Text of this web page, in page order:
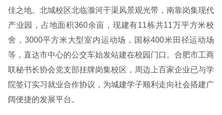
佳之地。北城校区北临滁河干渠风景观光带，南靠岗集现代
产业园，占地面积360余亩，现建有11栋共11万平方米校
舍，3000平方米大型室内运动场，国标400米田径运动场
等，直达市中心的公交车始发站建在校园门口。合肥市工商
联秘书长协会党支部挂牌岗集校区，周边上百家企业已与学
院签订实习就业合作协议，为城建学子顺利走向社会搭建广
阔便捷的发展平台。